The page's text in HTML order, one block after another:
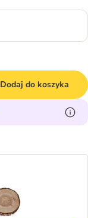
Dodaj do koszyka